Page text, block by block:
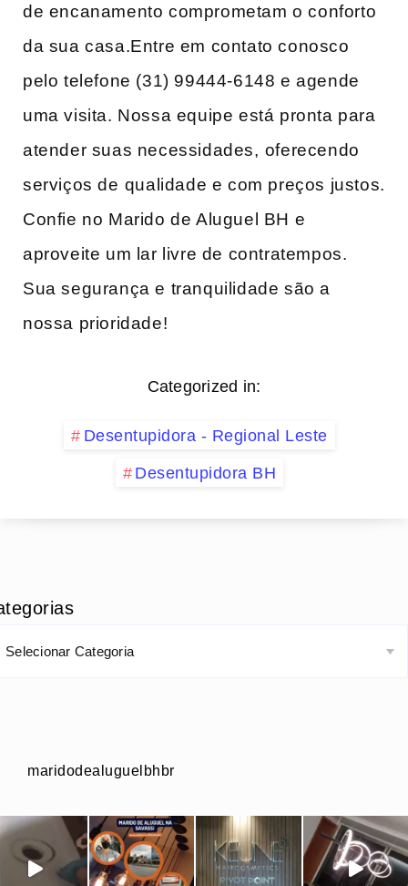
de encanamento comprometam o conforto
da sua casa.Entre em contato conosco
pelo telefone (31) 99444-6148 e agende
uma visita. Nossa​ equipe está pronta para
atender suas necessidades, ⁣oferecendo
serviços de⁣ qualidade e com preços justos.
Confie no Marido de Aluguel BH ⁢e
‌aproveite um lar livre de contratempos.
Sua segurança e tranquilidade são a ​
nossa‌ prioridade!
Categorized in:
Desentupidora - Regional Leste
Desentupidora BH
maridodealuguelbhbr